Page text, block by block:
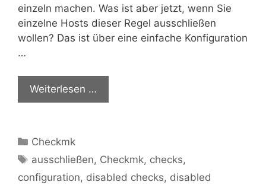
einzeln machen. Was ist aber jetzt, wenn Sie
einzelne Hosts dieser Regel ausschließen
wollen? Das ist über eine einfache Konfiguration
…
Weiterlesen …
Kategorien
Checkmk
Schlagwörter
ausschließen, Checkmk, checks,
configuration, disabled checks, disabled